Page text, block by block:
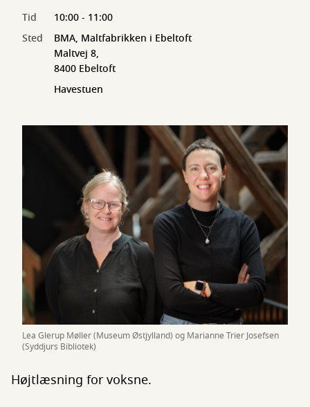
Lea Glerup Møller (Museum Østjylland) og Marianne Trier Josefsen
(Syddjurs Bibliotek)
Tid
10:00 - 11:00
Sted
BMA, Maltfabrikken i Ebeltoft
Maltvej 8,
8400 Ebeltoft
Havestuen
Højtlæsning for voksne.